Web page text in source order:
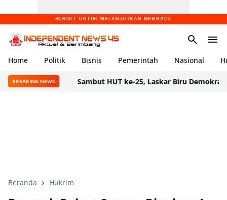
SCROLL UNTUK MELANJUTKAN MEMBACA
Home Politik Bisnis Pemerintah Nasional
BREAKING NEWSSambut HUT ke-25, Laskar Biru Demokrat Banten
Beranda Hukrim